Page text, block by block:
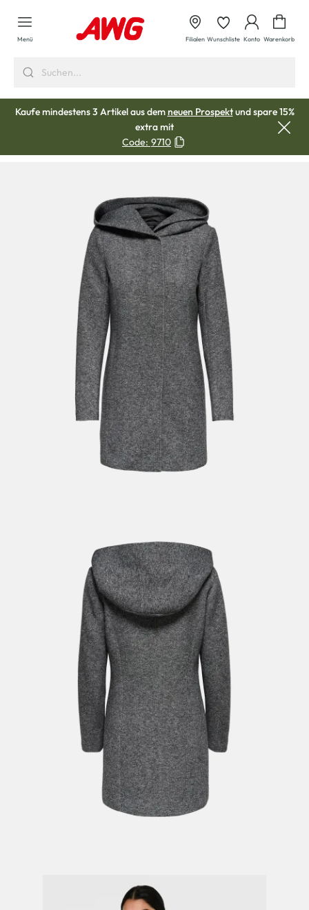
springen
Menü Filialen Wunschliste Konto Warenkorb
Kaufe mindestens 3 Artikel aus demneuen Prospektund spare 15%
extra mit
Code: 9710